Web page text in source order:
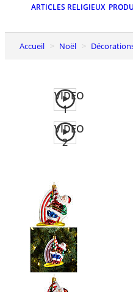
ARTICLES RELIGIEUX
Accueil Noël
VIDEO
1
VIDEO
2
Previous